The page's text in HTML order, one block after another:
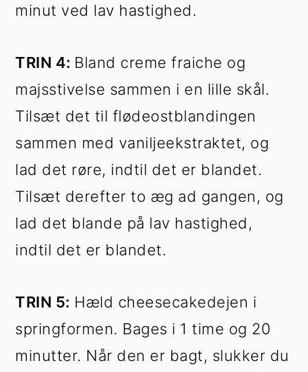
minut ved lav hastighed.
TRIN 4: Bland creme fraiche og
majsstivelse sammen i en lille skål.
Tilsæt det til flødeostblandingen
sammen med vaniljeekstraktet, og
lad det røre, indtil det er blandet.
Tilsæt derefter to æg ad gangen, og
lad det blande på lav hastighed,
indtil det er blandet.
TRIN 5: Hæld cheesecakedejen i
springformen. Bages i 1 time og 20
minutter. Når den er bagt, slukker du